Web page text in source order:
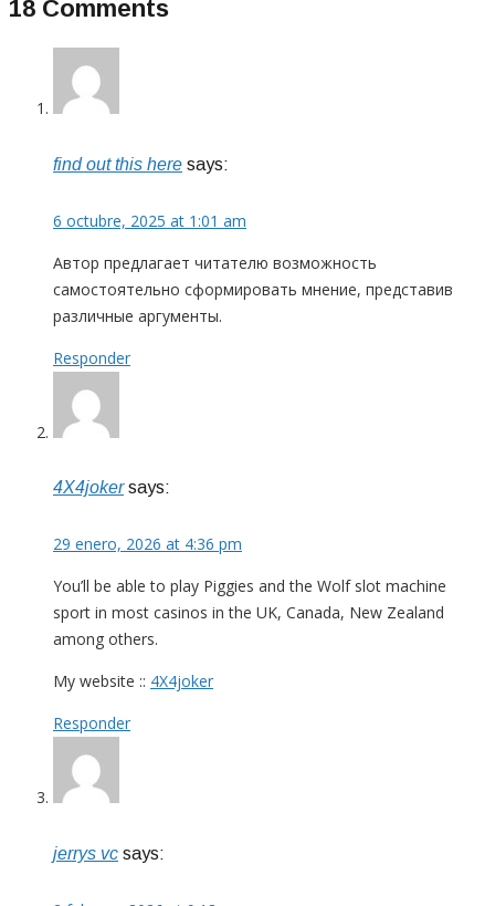
18 Comments
find out this here says:
6 octubre, 2025 at 1:01 am
Автор предлагает читателю возможность
самостоятельно сформировать мнение, представив
различные аргументы.
Responder
4X4joker says:
29 enero, 2026 at 4:36 pm
You’ll be able to play Piggies and the Wolf slot machine
sport in most casinos in the UK, Canada, New Zealand
among others.
My website :: 4X4joker
Responder
jerrys vc says: